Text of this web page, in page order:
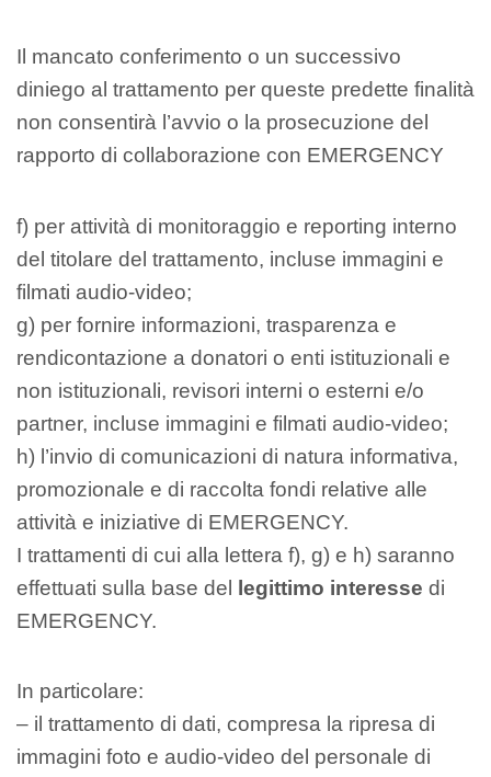
Il mancato conferimento o un successivo
diniego al trattamento per queste predette finalità
non consentirà l’avvio o la prosecuzione del
rapporto di collaborazione con EMERGENCY
f) per attività di monitoraggio e reporting interno
del titolare del trattamento, incluse immagini e
filmati audio-video;
g) per fornire informazioni, trasparenza e
rendicontazione a donatori o enti istituzionali e
non istituzionali, revisori interni o esterni e/o
partner, incluse immagini e filmati audio-video;
h) l’invio di comunicazioni di natura informativa,
promozionale e di raccolta fondi relative alle
attività e iniziative di EMERGENCY.
I trattamenti di cui alla lettera f), g) e h) saranno
effettuati sulla base del legittimo interesse di
EMERGENCY.
In particolare:
– il trattamento di dati, compresa la ripresa di
immagini foto e audio-video del personale di